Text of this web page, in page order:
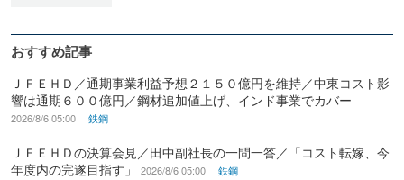
おすすめ記事
ＪＦＥＨＤ／通期事業利益予想２１５０億円を維持／中東コスト影
響は通期６００億円／鋼材追加値上げ、インド事業でカバー
2026/8/6 05:00 鉄鋼
ＪＦＥＨＤの決算会見／田中副社長の一問一答／「コスト転嫁、今
年度内の完遂目指す」
2026/8/6 05:00 鉄鋼